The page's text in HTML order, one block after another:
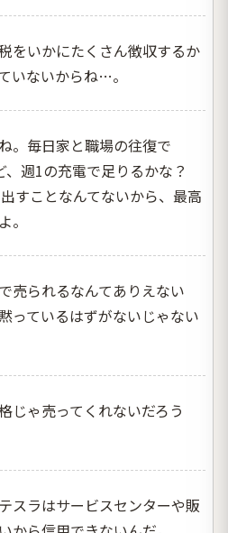
をいかにたくさん徴収するか
いないからね…。
。毎日家と職場の往復で
、週1の充電で足りるかな？
すことなんてないから、最高
。
売られるなんてありえない
っているはずがないじゃない
じゃ売ってくれないだろう
スラはサービスセンターや販